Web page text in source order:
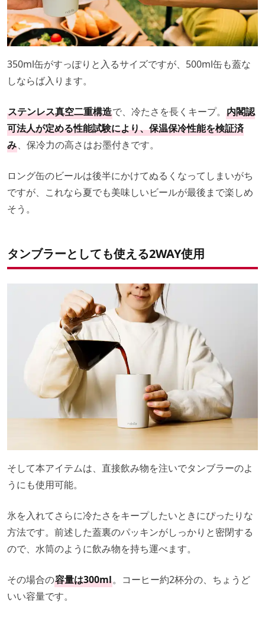
350ml缶がすっぽりと入るサイズですが、500ml缶も蓋な
しならば入ります。
ステンレス真空二重構造で、冷たさを長くキープ。 内閣認
可法人が定める性能試験により、保温保冷性能を検証済
み、保冷力の高さはお墨付きです。
ロング缶のビールは後半にかけてぬるくなってしまいがち
ですが、これなら夏でも美味しいビールが最後まで楽しめ
そう。
タンブラーとしても使える2WAY使用
そして本アイテムは、直接飲み物を注いでタンブラーのよ
うにも使用可能。
氷を入れてさらに冷たさをキープしたいときにぴったりな
方法です。前述した蓋裏のパッキンがしっかりと密閉する
ので、水筒のように飲み物を持ち運べます。
その場合の容量は300ml。コーヒー約2杯分の、ちょうど
いい容量です。